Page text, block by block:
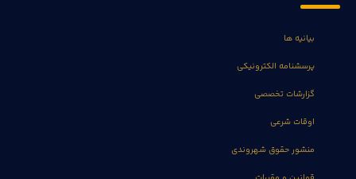
بیانیه ها
پرسشنامه الکترونیکی
گزارشات تخصصی
اوقات شرعی
منشور حقوق شهروندی